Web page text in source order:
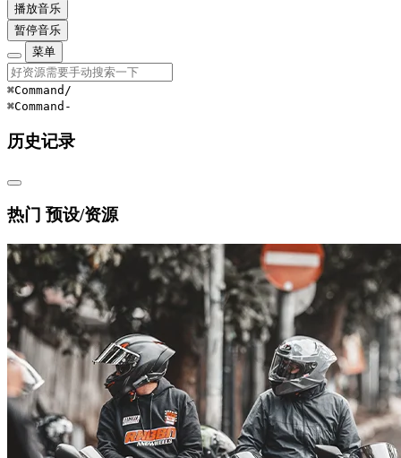
播放音乐
暂停音乐
菜单
⌘Command /
⌘Command -
历史记录
热门 预设/资源